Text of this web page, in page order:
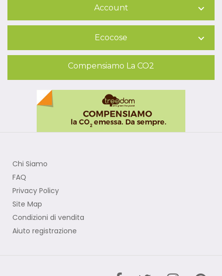
Account 
Ecocose 
Compensiamo La CO2
Chi Siamo
FAQ
Privacy Policy
Site Map
Condizioni di vendita
Aiuto registrazione